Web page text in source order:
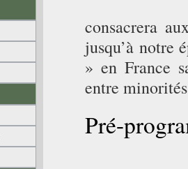
consacrera
jusqu’à notre
» en France
entre
Pré-